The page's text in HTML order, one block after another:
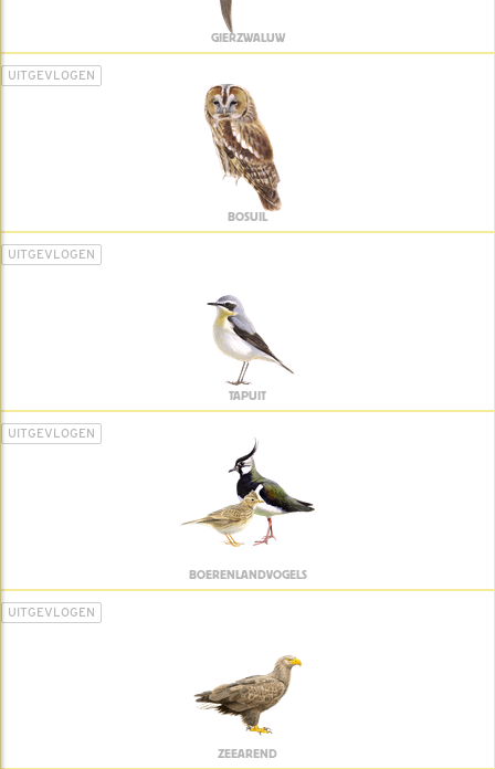
GIERZWALUW
UITGEVLOGEN
BOSUIL
UITGEVLOGEN
TAPUIT
UITGEVLOGEN
BOERENLANDVOGELS
UITGEVLOGEN
ZEEAREND